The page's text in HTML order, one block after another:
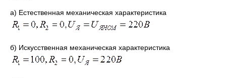
а) Естественная механическая характеристика
б) Искусственная механическая характеристика